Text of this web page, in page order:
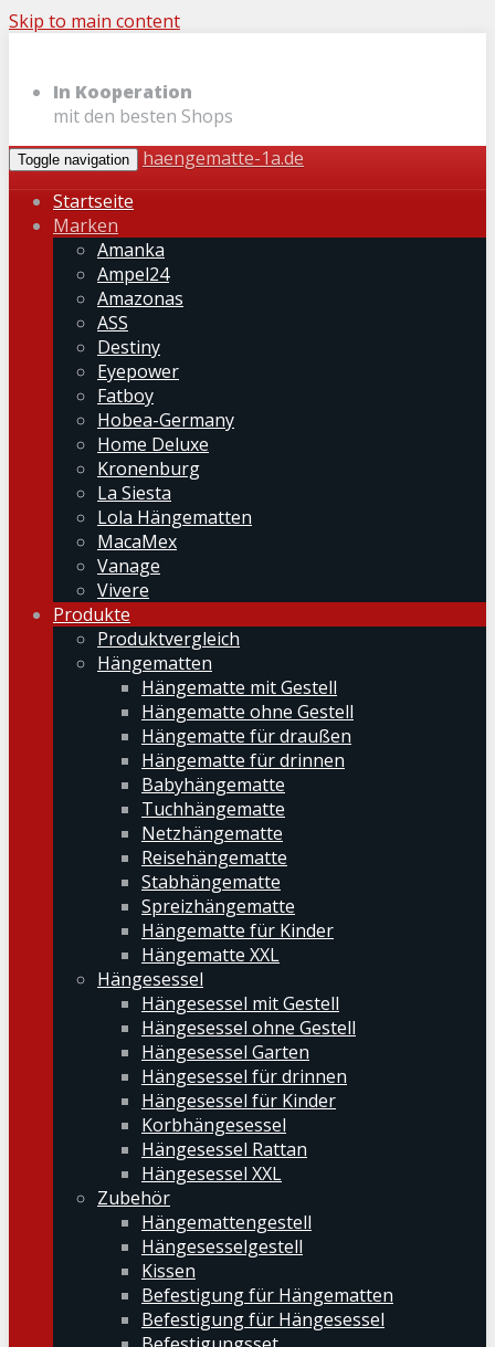
Skip to main content
In Kooperation
mit den besten Shops
Toggle navigation
haengematte-1a.de
Startseite
Marken
Amanka
Ampel24
Amazonas
ASS
Destiny
Eyepower
Fatboy
Hobea-Germany
Home Deluxe
Kronenburg
La Siesta
Lola Hängematten
MacaMex
Vanage
Vivere
Produkte
Produktvergleich
Hängematten
Hängematte mit Gestell
Hängematte ohne Gestell
Hängematte für draußen
Hängematte für drinnen
Babyhängematte
Tuchhängematte
Netzhängematte
Reisehängematte
Stabhängematte
Spreizhängematte
Hängematte für Kinder
Hängematte XXL
Hängesessel
Hängesessel mit Gestell
Hängesessel ohne Gestell
Hängesessel Garten
Hängesessel für drinnen
Hängesessel für Kinder
Korbhängesessel
Hängesessel Rattan
Hängesessel XXL
Zubehör
Hängemattengestell
Hängesesselgestell
Kissen
Befestigung für Hängematten
Befestigung für Hängesessel